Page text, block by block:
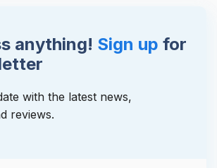
anything! Sign up for
with the latest news,
reviews.